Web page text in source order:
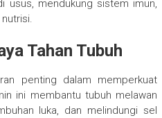
usus, mendukung sistem imun,
Tahan Tubuh
penting dalam memperkuat
ini membantu tubuh melawan
luka, dan melindungi sel